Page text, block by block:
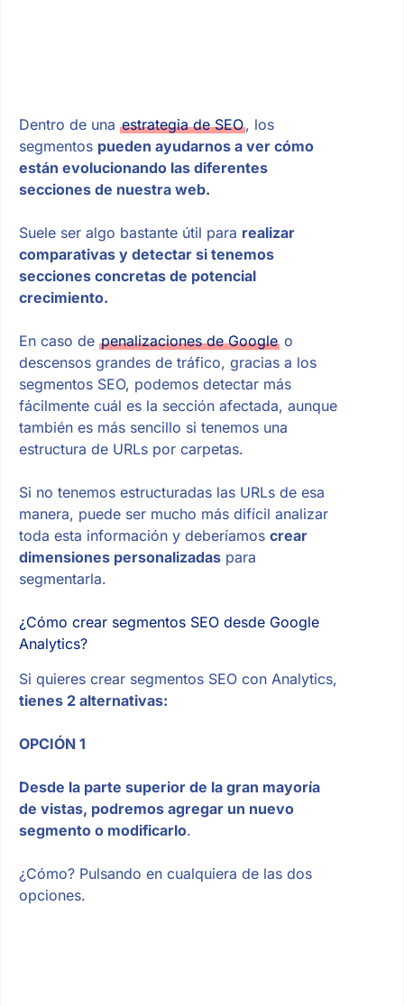
Dentro de una estrategia de SEO, los
segmentos pueden ayudarnos a ver cómo
están evolucionando las diferentes
secciones de nuestra web.
Suele ser algo bastante útil para realizar
comparativas y detectar si tenemos
secciones concretas de potencial
crecimiento.
En caso de penalizaciones de Googleo
descensos grandes de tráfico, gracias a los
segmentos SEO, podemos detectar más
fácilmente cuál es la sección afectada, aunque
también es más sencillo si tenemos una
estructura de URLs por carpetas.
Si no tenemos estructuradas las URLs de esa
manera, puede ser mucho más difícil analizar
toda esta información y deberíamos crear
dimensiones personalizadaspara
segmentarla.
¿Cómo crear segmentos SEO desde Google
Analytics?
Si quieres crear segmentos SEO con Analytics,
tienes 2 alternativas:
OPCIÓN 1
Desde la parte superior de la gran mayoría
de vistas, podremos agregar un nuevo
segmento o modificarlo.
¿Cómo? Pulsando en cualquiera de las dos
opciones.